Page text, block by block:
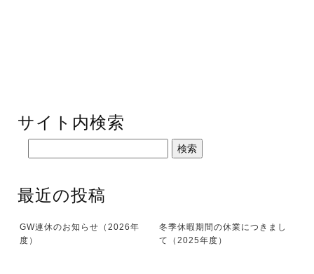
サイト内検索
最近の投稿
GW連休のお知らせ（2026年
度）
冬季休暇期間の休業につきまし
て（2025年度）